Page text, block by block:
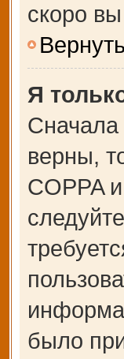
скоро
Я
Сначала
верны,
COPPA
было